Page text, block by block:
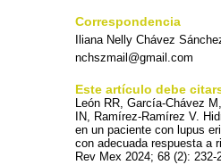
Correspondencia
Iliana Nelly Chávez
nchszmail@gmail.com
Este artículo debe
León RR, García-Chávez
IN, Ramírez-Ramírez V.
en un paciente con lupus
con adecuada respuesta a
Rev Mex 2024; 68 (2): 232-